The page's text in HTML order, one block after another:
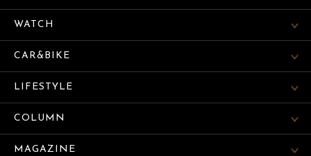
WATCH
CAR&BIKE
LIFESTYLE
COLUMN
MAGAZINE